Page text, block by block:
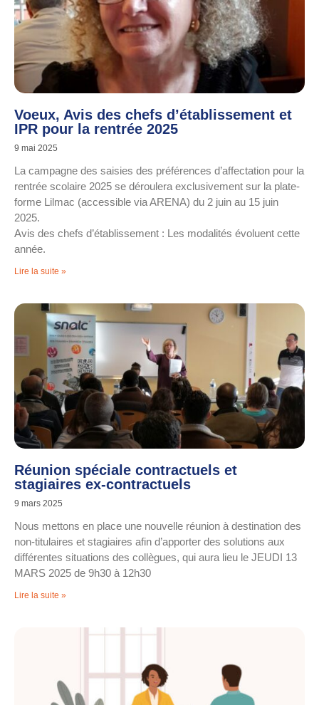
Voeux, Avis des chefs d’établissement et
IPR pour la rentrée 2025
9 mai 2025
La campagne des saisies des préférences d’affectation pour la
rentrée scolaire 2025 se déroulera exclusivement sur la plate-
forme Lilmac (accessible via ARENA) du 2 juin au 15 juin
2025.
Avis des chefs d’établissement : Les modalités évoluent cette
année.
Lire la suite »
Réunion spéciale contractuels et
stagiaires ex-contractuels
9 mars 2025
Nous mettons en place une nouvelle réunion à destination des
non-titulaires et stagiaires afin d’apporter des solutions aux
différentes situations des collègues, qui aura lieu le JEUDI 13
MARS 2025 de 9h30 à 12h30
Lire la suite »